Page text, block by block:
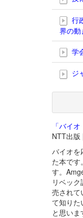
行
界の動
学
ジ
「バイ
NTT出版
バイオを
た本で
す。
リベッ
売されて
て知り
と思いま